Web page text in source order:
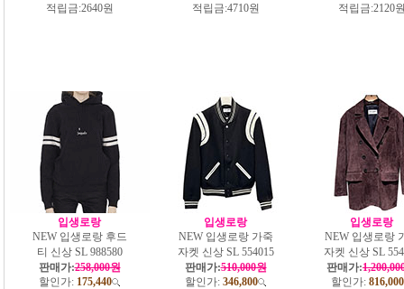
적립금:2640원
적립금:4710원
적립금:2120
입생로랑
NEW 입생로랑 후드
티 신상 SL 988580
판매가:258,000원
할인가: 175,440
입생로랑
NEW 입생로랑 가죽
자켓 신상 SL 554015
판매가:510,000원
할인가: 346,800
입생로랑
NEW 입생로랑
자켓 신상 SL
판매가:
할인가: 816,000